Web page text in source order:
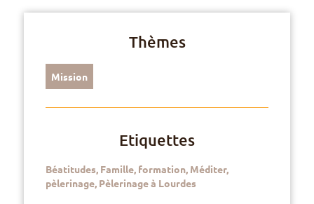
Thèmes
Mission
Etiquettes
Béatitudes, Famille, formation, Méditer,
pèlerinage, Pèlerinage à Lourdes